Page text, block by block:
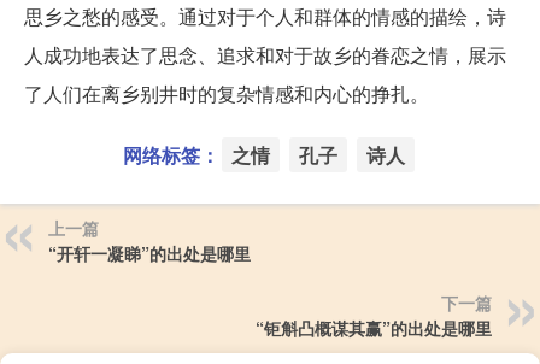
思乡之愁的感受。通过对于个人和群体的情感的描绘，诗
人成功地表达了思念、追求和对于故乡的眷恋之情，展示
了人们在离乡别井时的复杂情感和内心的挣扎。
网络标签： 之情 孔子 诗人
上一篇
“开轩一凝睇”的出处是哪里
下一篇
“钜斛凸概谋其赢”的出处是哪里